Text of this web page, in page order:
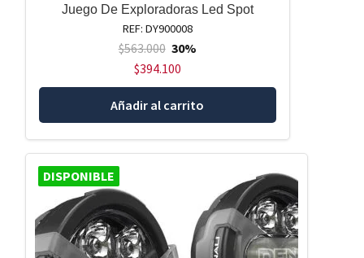
Juego De Exploradoras Led Spot
REF: DY900008
$563.000 30%
$394.100
Añadir al carrito
DISPONIBLE